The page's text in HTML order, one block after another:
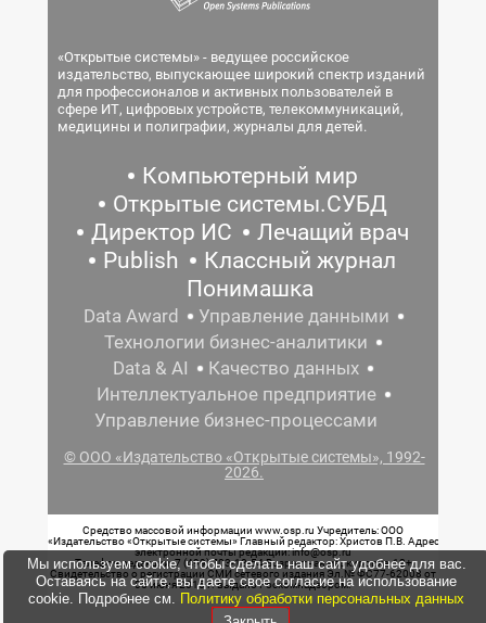
«Открытые системы» - ведущее российское
издательство, выпускающее широкий спектр изданий
для профессионалов и активных пользователей в
сфере ИТ, цифровых устройств, телекоммуникаций,
медицины и полиграфии, журналы для детей.
Компьютерный мир
Открытые системы.СУБД
Директор ИС
Лечащий врач
Publish
Классный журнал
Понимашка
Data Award
Управление данными
Технологии бизнес-аналитики
Data & AI
Качество данных
Интеллектуальное предприятие
Управление бизнес-процессами
© ООО «Издательство «Открытые системы», 1992-
2026.
Средство массовой информации www.osp.ru Учредитель: ООО
«Издательство «Открытые системы» Главный редактор: Христов П.В. Адрес
электронной почты редакции: info@osp.ru
Телефон редакции: 7 (499) 703-18-54 Возрастная маркировка: 12+
Свидетельство о регистрации СМИ сетевого издания Эл.№ ФС77-62008 от
05 июня 2015 г. выдано Роскомнадзором.
Мы используем cookie, чтобы сделать наш сайт удобнее для вас.
Оставаясь на сайте, вы даете свое согласие на использование
cookie. Подробнее см. Политику обработки персональных данных